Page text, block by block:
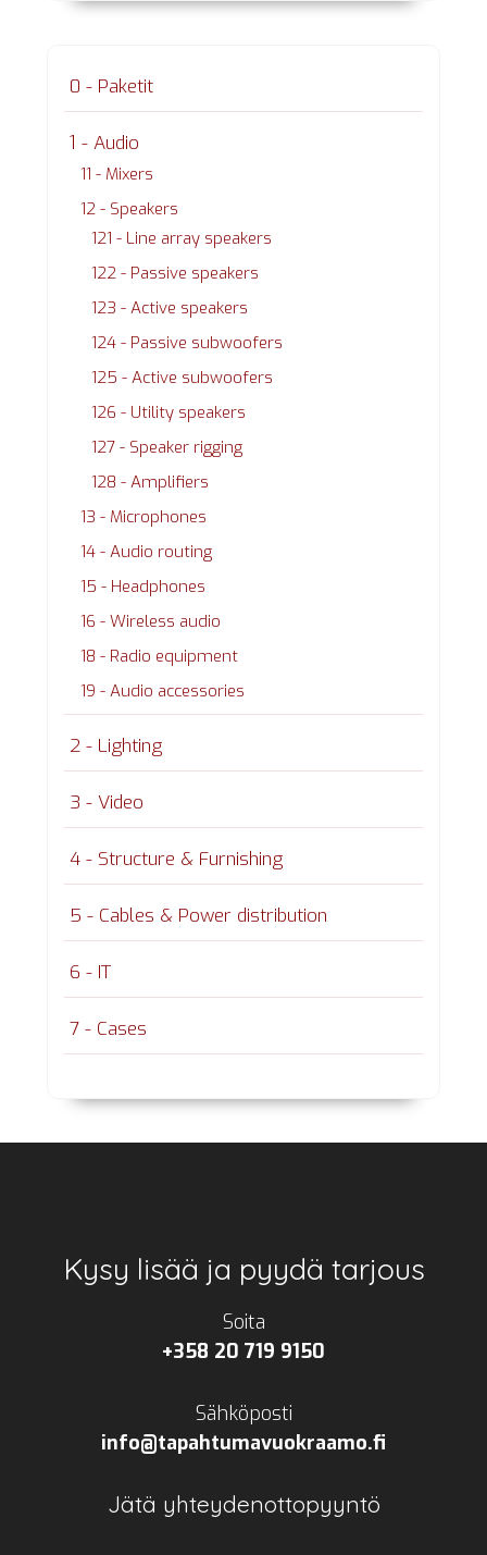
0 - Paketit
1 - Audio
11 - Mixers
12 - Speakers
121 - Line array speakers
122 - Passive speakers
123 - Active speakers
124 - Passive subwoofers
125 - Active subwoofers
126 - Utility speakers
127 - Speaker rigging
128 - Amplifiers
13 - Microphones
14 - Audio routing
15 - Headphones
16 - Wireless audio
18 - Radio equipment
19 - Audio accessories
2 - Lighting
3 - Video
4 - Structure & Furnishing
5 - Cables & Power distribution
6 - IT
7 - Cases
Footer
Kysy lisää ja pyydä tarjous
Soita
+358 20 719 9150
Sähköposti
info@tapahtumavuokraamo.fi
Jätä yhteydenottopyyntö